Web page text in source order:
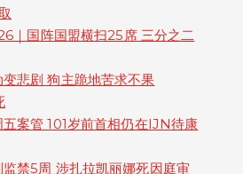
｜国阵国盟横扫25席 三分之二
悲剧 狗主跪地苦求不果
案管 101岁前首相仍在IJN待康
禁5周 涉扎拉凯丽娜死因庭审